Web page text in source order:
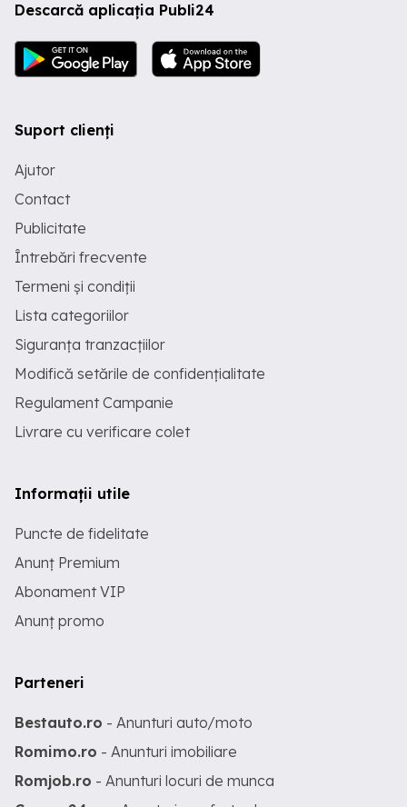
Descarcă aplicația Publi24
Suport clienți
Ajutor
Contact
Publicitate
Întrebări frecvente
Termeni și condiții
Lista categoriilor
Siguranța tranzacțiilor
Modifică setările de confidențialitate
Regulament Campanie
Livrare cu verificare colet
Informații utile
Puncte de fidelitate
Anunț Premium
Abonament VIP
Anunț promo
Parteneri
Bestauto.ro - Anunturi auto/moto
Romimo.ro - Anunturi imobiliare
Romjob.ro - Anunturi locuri de munca